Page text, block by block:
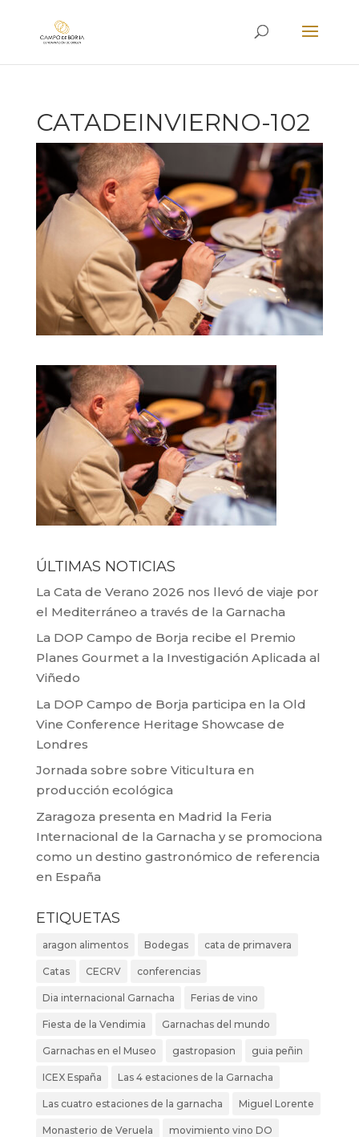
CATADEINVIERNO-102
ÚLTIMAS NOTICIAS
La Cata de Verano 2026 nos llevó de viaje por
el Mediterráneo a través de la Garnacha
La DOP Campo de Borja recibe el Premio
Planes Gourmet a la Investigación Aplicada al
Viñedo
La DOP Campo de Borja participa en la Old
Vine Conference Heritage Showcase de
Londres
Jornada sobre sobre Viticultura en
producción ecológica
Zaragoza presenta en Madrid la Feria
Internacional de la Garnacha y se promociona
como un destino gastronómico de referencia
en España
ETIQUETAS
aragon alimentos Bodegas cata de primavera
Catas CECRV conferencias
Dia internacional Garnacha Ferias de vino
Fiesta de la Vendimia Garnachas del mundo
Garnachas en el Museo gastropasion guia peñin
ICEX España Las 4 estaciones de la Garnacha
Las cuatro estaciones de la garnacha Miguel Lorente
Monasterio de Veruela movimiento vino DO